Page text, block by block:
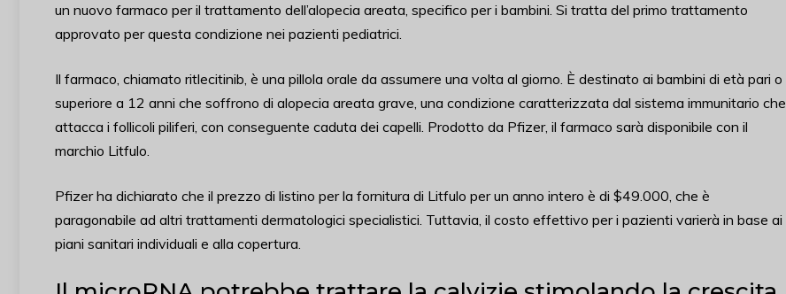
un nuovo farmaco per il trattamento dell’alopecia areata, specifico per i bambini. Si tratta del primo trattamento
approvato per questa condizione nei pazienti pediatrici.
Il farmaco, chiamato ritlecitinib, è una pillola orale da assumere una volta al giorno. È destinato ai bambini di età pari o
superiore a 12 anni che soffrono di alopecia areata grave, una condizione caratterizzata dal sistema immunitario che
attacca i follicoli piliferi, con conseguente caduta dei capelli. Prodotto da Pfizer, il farmaco sarà disponibile con il
marchio Litfulo.
Pfizer ha dichiarato che il prezzo di listino per la fornitura di Litfulo per un anno intero è di $49.000, che è
paragonabile ad altri trattamenti dermatologici specialistici. Tuttavia, il costo effettivo per i pazienti varierà in base ai
piani sanitari individuali e alla copertura.